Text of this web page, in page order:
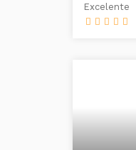
Excelente